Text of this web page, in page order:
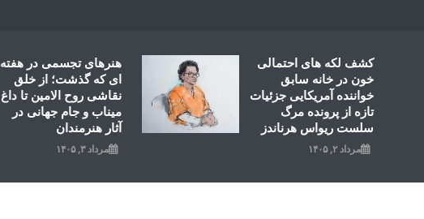
هنرهای تجسمی در هفته
ای که گذشت؛ از خلق
نقاشی روح الامین تا داغ
میناب و جام جهانی در
آثار هنرمندان
مرداد ۳, ۱۴۰۵
کشف لکه های احتمالی
خون در خانه سابق
خواننده آمریکایی جزئیات
تازه از پرونده مرگ
سلست ریواس هرناندز
مرداد ۲, ۱۴۰۵